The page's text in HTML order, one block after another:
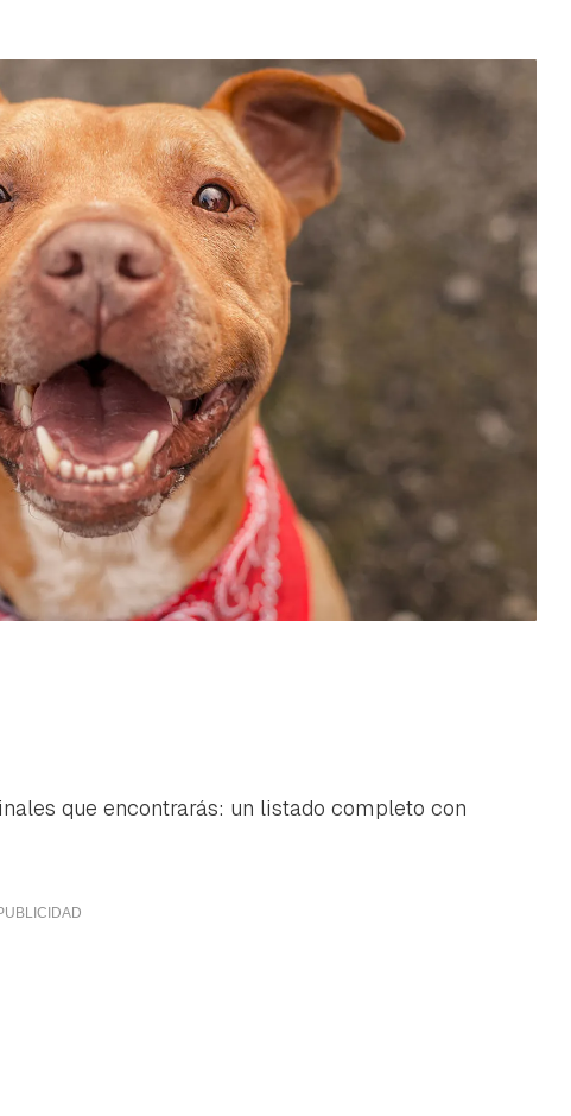
que encontrarás: un listado completo con